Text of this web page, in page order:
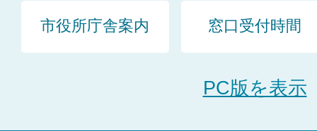
市役所庁舎案内 窓口受付時間
PC版を表示